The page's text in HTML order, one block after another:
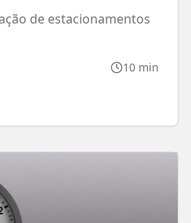
de estacionamentos
10 min